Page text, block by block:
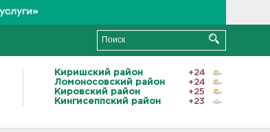
Киришский район
+24
Ломоносовский район
+24
Кировский район
+25
Кингисеппский район
+23